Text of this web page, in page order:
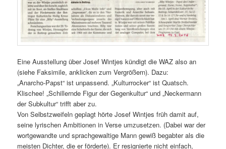
Eine Ausstellung über Josef Wintjes kündigt die WAZ also an
(siehe Faksimile, anklicken zum Vergrößern). Dazu:
„Anarcho-Papst“ ist unpassend. „Kulturrocker“ ist Quatsch.
Klischee! „Schillernde Figur der Gegenkultur“ und „Neckermann
der Subkultur“ trifft aber zu.
Von Selbstzweifeln geplagt hörte Josef Wintjes früh damit auf,
seine lyrischen Ambitionen in Verse umzusetzen. (Dabei war der
wortgewandte und sprachgewaltige Mann gewiß begabter als die
meisten Dichter, die er förderte). Er resignierte nicht einfach,